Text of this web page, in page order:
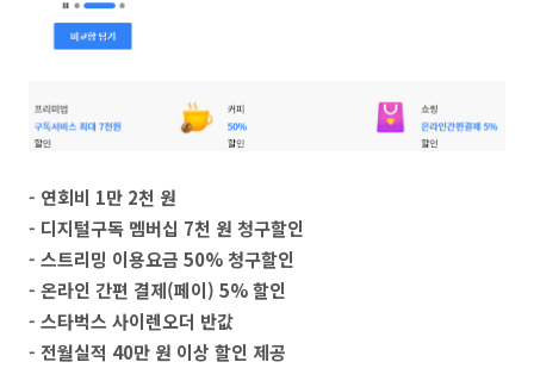
- 연회비 1만 2천 원
- 디지털구독 멤버십 7천 원 청구할인
- 스트리밍 이용요금 50% 청구할인
- 온라인 간편 결제(페이) 5% 할인
- 스타벅스 사이렌오더 반값
- 전월실적 40만 원 이상 할인 제공